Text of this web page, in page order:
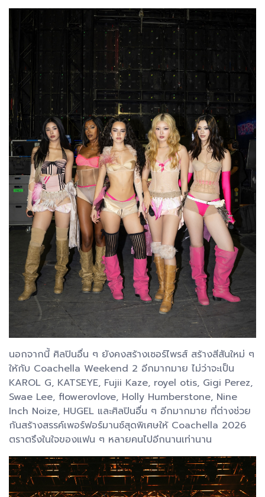
นอกจากนี้ ศิลปินอื่น ๆ ยังคงสร้างเซอร์ไพรส์ สร้างสีสันใหม่ ๆ
ให้กับ Coachella Weekend 2 อีกมากมาย ไม่ว่าจะเป็น
KAROL G, KATSEYE, Fujii Kaze, royel otis, Gigi Perez,
Swae Lee, flowerovlove, Holly Humberstone, Nine
Inch Noize, HUGEL และศิลปินอื่น ๆ อีกมากมาย ที่ต่างช่วย
กันสร้างสรรค์เพอร์ฟอร์มานซ์สุดพิเศษให้ Coachella 2026
ตราตรึงในใจของแฟน ๆ หลายคนไปอีกนานเท่านาน